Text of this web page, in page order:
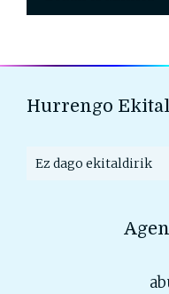
Hurrengo
Ez dago ekitaldirik